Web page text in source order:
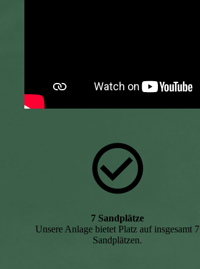
7 Sandplätze
Unsere Anlage bietet Platz auf insgesamt 7
Sandplätzen.